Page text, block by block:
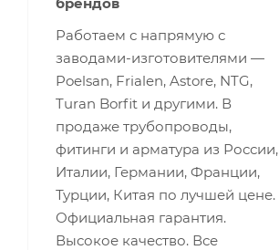
Работаем с напрямую с
заводами-изготовителями —
Poelsan, Frialen, Astore, NTG,
Turan Borfit и другими. В
продаже трубопроводы,
фитинги и арматура из России,
Италии, Германии, Франции,
Турции, Китая по лучшей цене.
Официальная гарантия.
Высокое качество. Все